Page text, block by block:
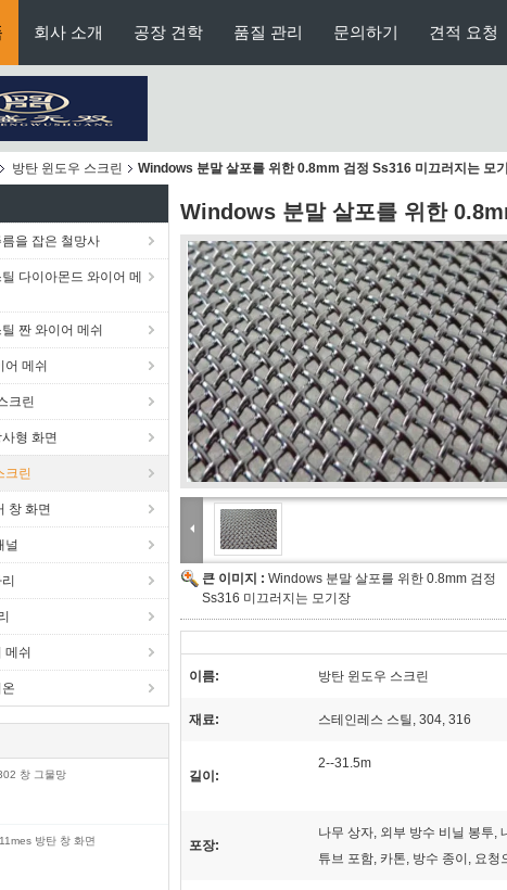
회사 소개 공장 견학 품질 관리 문의하기 견적 요청
방탄 윈도우 스크린 Windows 분말 살포를 위한 0.8mm 검정 Ss316 미끄러지는 모
을 잡은 철망사
다이아몬드 와이어 메
짠 와이어 메쉬
어 메쉬
크린
형 화면
크린
창 화면
널
메쉬
창 그물망
방탄 창 화면
Windows 분말 살포를 위한
큰 이미지 : Windows 분말 살포를 위한 0.8mm 검정
Ss316 미끄러지는 모기장
이름: 방탄 윈도우 스크린
재료: 스테인레스 스틸, 304, 316
길이:
2--31.5m
포장:
나무 상자, 외부 방수 비닐 봉투,
튜브 포함, 카톤, 방수 종이, 요청